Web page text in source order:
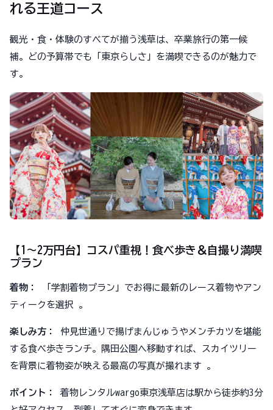
れる王道コース
観光・食・体験のすべてが揃う浅草は、卒業旅行の第一候
補。どの予算帯でも「東京らしさ」を満喫できるのが魅力で
す。
【1〜2万円台】コスパ重視！食べ歩き＆自撮り満喫
プラン
着物：
「学割着物プラン」でお得に最新のレース着物やアン
ティークを選択 。
楽しみ方：
仲見世通りで揚げまんじゅうやメンチカツを堪能
する食べ歩きランチ。隅田公園へ移動すれば、スカイツリー
を背景に着物姿が映える最高の写真が撮れます 。
ポイント：
着物レンタルwargo東京浅草店は駅から徒歩約3分